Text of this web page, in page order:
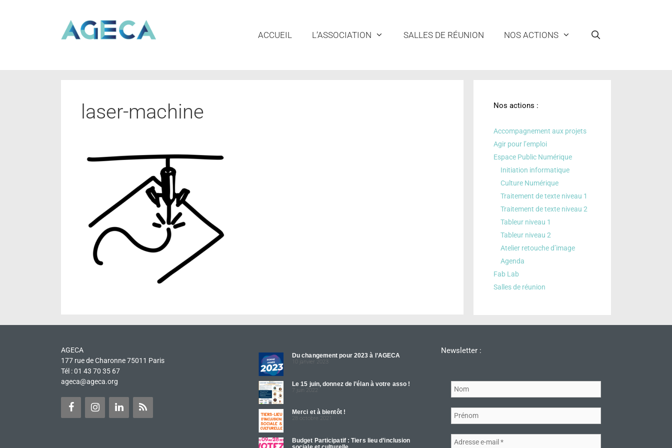
ACCUEIL L’ASSOCIATION SALLES DE RÉUNION NOS ACTIONS
laser-machine Nos actions :
Accompagnement aux projets
Agir pour l’emploi
Espace Public Numérique
Initiation informatique
Culture Numérique
Traitement de texte niveau 1
Traitement de texte niveau 2
Tableur niveau 1
Tableur niveau 2
Atelier retouche d’image
Agenda
Fab Lab
Salles de réunion
AGECA
177 rue de Charonne 75011 Paris
Tél : 01 43 70 35 67
ageca@ageca.org
Du changement pour 2023 à l’AGECA
10 janvier 2023
Le 15 juin, donnez de l’élan à votre asso !
7 juin 2022
Merci et à bientôt !
28 octobre 2021
Budget Participatif : Tiers lieu d’inclusion
Newsletter :